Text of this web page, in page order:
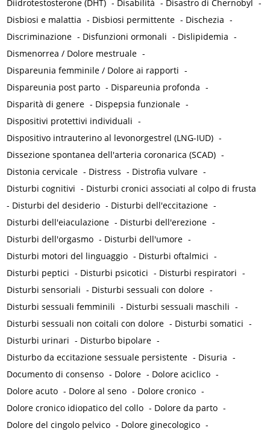
Diidrotestosterone (DHT) - Disabilità - Disastro di Chernobyl
-
Disbiosi e malattia - Disbiosi permittente - Dischezia -
Discriminazione - Disfunzioni ormonali - Dislipidemia -
Dismenorrea / Dolore mestruale -
Dispareunia femminile / Dolore ai rapporti -
Dispareunia post parto - Dispareunia profonda -
Disparità di genere - Dispepsia funzionale -
Dispositivi protettivi individuali -
Dispositivo intrauterino al levonorgestrel (LNG-IUD) -
Dissezione spontanea dell'arteria coronarica (SCAD) -
Distonia cervicale - Distress - Distrofia vulvare -
Disturbi cognitivi - Disturbi cronici associati al colpo di frusta
- Disturbi del desiderio - Disturbi dell'eccitazione -
Disturbi dell'eiaculazione - Disturbi dell'erezione -
Disturbi dell'orgasmo - Disturbi dell'umore -
Disturbi motori del linguaggio - Disturbi oftalmici -
Disturbi peptici - Disturbi psicotici - Disturbi respiratori -
Disturbi sensoriali - Disturbi sessuali con dolore -
Disturbi sessuali femminili - Disturbi sessuali maschili -
Disturbi sessuali non coitali con dolore - Disturbi somatici -
Disturbi urinari - Disturbo bipolare -
Disturbo da eccitazione sessuale persistente - Disuria -
Documento di consenso - Dolore - Dolore aciclico -
Dolore acuto - Dolore al seno - Dolore cronico -
Dolore cronico idiopatico del collo - Dolore da parto -
Dolore del cingolo pelvico - Dolore ginecologico -